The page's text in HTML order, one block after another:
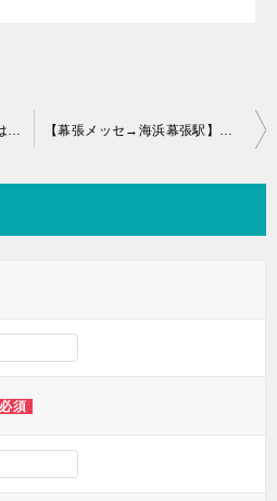
『SPY×FAMILY』アニメ3期は原作何巻から何巻まで？あらすじまとめてみた 【幕張メッセ→海浜幕張駅】最短ルート＆雨の日・混雑回避ルート完全ガイド
必須